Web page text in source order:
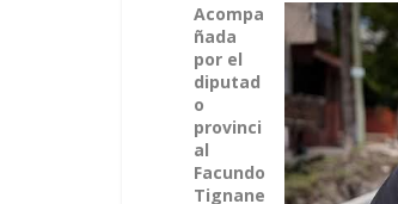
Acompa
ñada
por el
diputad
o
provinci
al
Facundo
Tignane